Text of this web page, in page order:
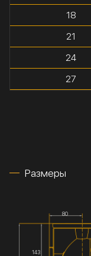
18
21
24
27
Размеры
80
143